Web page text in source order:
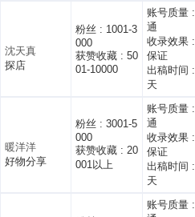
沈天真
探店
粉丝 : 1001-3
000
获赞收藏 : 50
01-10000
账号质量 :
通
收录效果 :
保证
出稿时间 :
天
暖洋洋
好物分享
粉丝 : 3001-5
000
获赞收藏 : 20
001以上
账号质量 :
通
收录效果 :
保证
出稿时间 :
天
账号质量 :